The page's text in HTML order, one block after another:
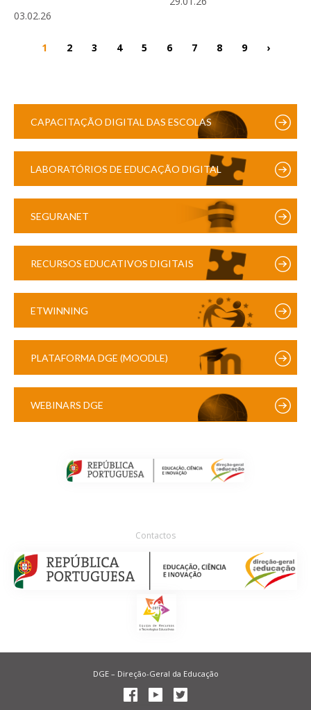
03.02.26
1 2 3 4 5 6 7 8 9 ›
CAPACITAÇÃO DIGITAL DAS ESCOLAS
LABORATÓRIOS DE EDUCAÇÃO DIGITAL
SEGURANET
RECURSOS EDUCATIVOS DIGITAIS
ETWINNING
PLATAFORMA DGE (MOODLE)
WEBINARS DGE
Contactos
DGE – Direção-Geral da Educação